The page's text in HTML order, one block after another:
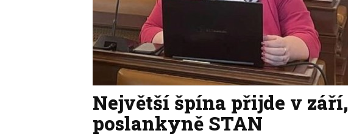
Největší špína přijde v
poslankyně STAN